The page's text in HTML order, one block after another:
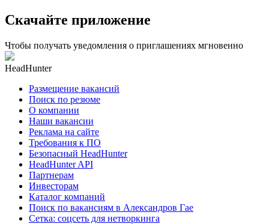
Скачайте приложение
Чтобы получать уведомления о приглашениях мгновенно
HeadHunter
Размещение вакансий
Поиск по резюме
О компании
Наши вакансии
Реклама на сайте
Требования к ПО
Безопасный HeadHunter
HeadHunter API
Партнерам
Инвесторам
Каталог компаний
Поиск по вакансиям в Александров Гае
Сетка: соцсеть для нетворкинга